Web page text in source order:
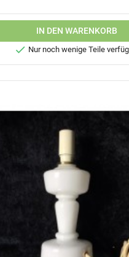
IN DEN WARENKORB
 Nur noch wenige Teile